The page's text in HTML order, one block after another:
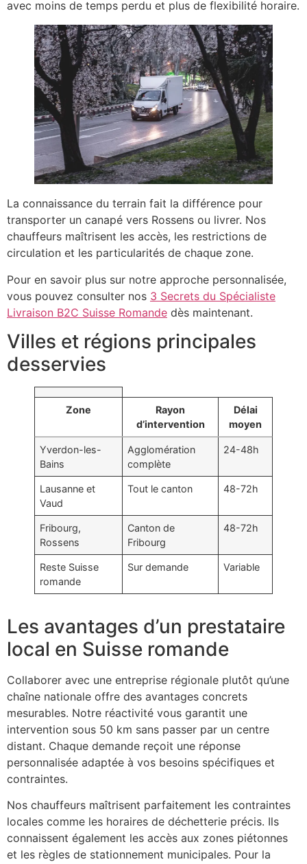
avec moins de temps perdu et plus de flexibilité horaire.
La connaissance du terrain fait la différence pour
transporter un canapé vers Rossens ou livrer. Nos
chauffeurs maîtrisent les accès, les restrictions de
circulation et les particularités de chaque zone.
Pour en savoir plus sur notre approche personnalisée,
vous pouvez consulter nos 3 Secrets du Spécialiste
Livraison B2C Suisse Romande dès maintenant.
Villes et régions principales
desservies
Zone
Rayon
d’intervention
Délai
moyen
Yverdon-les-
Bains
Agglomération
complète
24-48h
Lausanne et
Vaud
Tout le canton 48-72h
Fribourg,
Rossens
Canton de
Fribourg
48-72h
Reste Suisse
romande
Sur demande Variable
Les avantages d’un prestataire
local en Suisse romande
Collaborer avec une entreprise régionale plutôt qu’une
chaîne nationale offre des avantages concrets
mesurables. Notre réactivité vous garantit une
intervention sous 50 km sans passer par un centre
distant. Chaque demande reçoit une réponse
personnalisée adaptée à vos besoins spécifiques et
contraintes.
Nos chauffeurs maîtrisent parfaitement les contraintes
locales comme les horaires de déchetterie précis. Ils
connaissent également les accès aux zones piétonnes
et les règles de stationnement municipales. Pour la